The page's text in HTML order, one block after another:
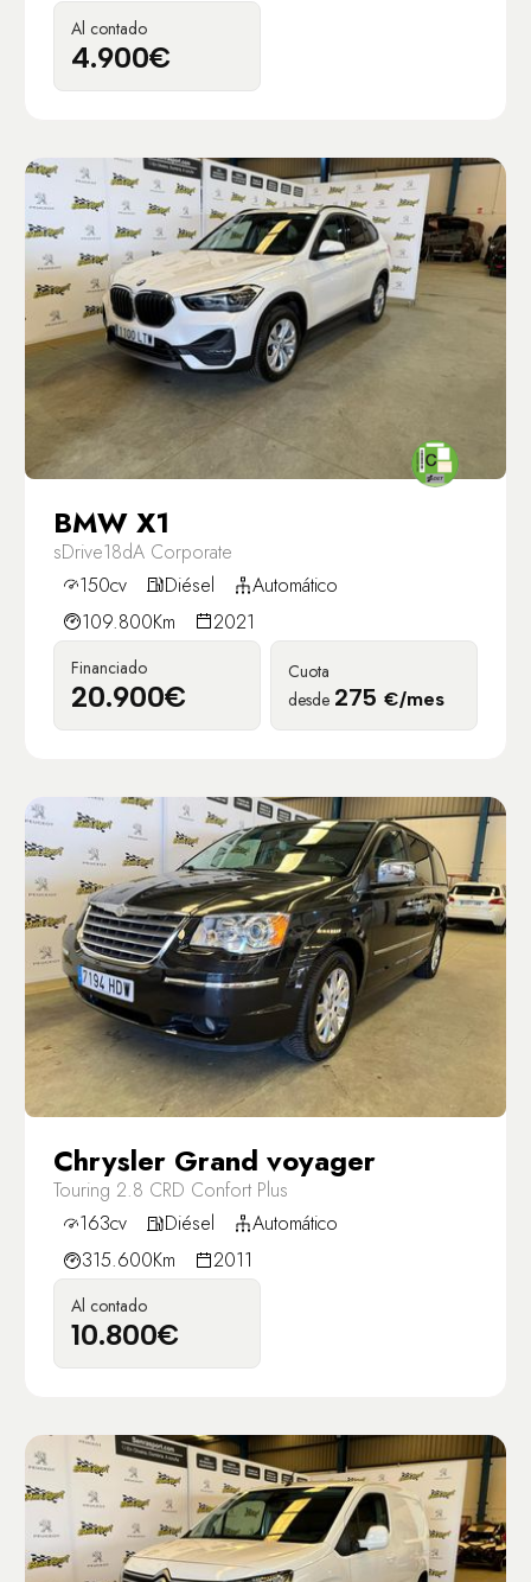
Al contado
4.900€
BMW X1
sDrive18dA Corporate
150cv
Diésel
Automático
109.800Km
2021
Financiado
20.900€
Cuota
desde 275 €/mes
Chrysler Grand voyager
Touring 2.8 CRD Confort Plus
163cv
Diésel
Automático
315.600Km
2011
Al contado
10.800€